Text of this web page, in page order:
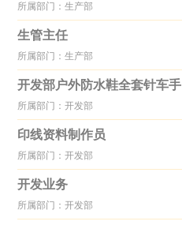
所属部门：生产部
生管主任
所属部门：生产部
开发部户外防水鞋全套针车手
所属部门：开发部
印线资料制作员
所属部门：开发部
开发业务
所属部门：开发部